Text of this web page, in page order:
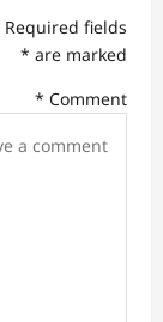
a
t
i
Required fields
are marked
*
Comment
*